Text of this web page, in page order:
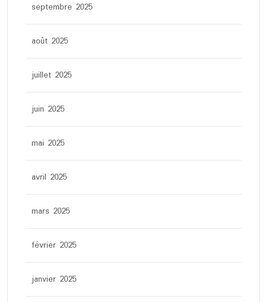
septembre 2025
août 2025
juillet 2025
juin 2025
mai 2025
avril 2025
mars 2025
février 2025
janvier 2025